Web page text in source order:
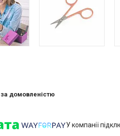
за домовленістю
У компанії